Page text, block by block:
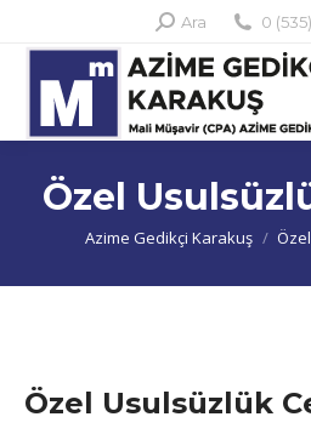
Search:
Ara 0
Özel
You are here:
Azime Gedikçi Karakuş
Özel Usulsüzlük